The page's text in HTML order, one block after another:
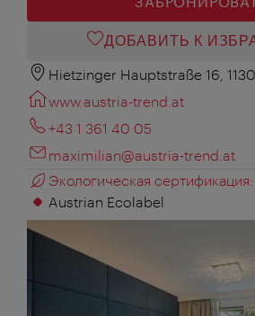
ДОБАВИТЬ К
Hietzinger Hauptstraße 16,
www.austria-trend.at
+43 1 361 40 05
maximilian@austria-trend.at
Экологическая сертификация:
Austrian Ecolabel